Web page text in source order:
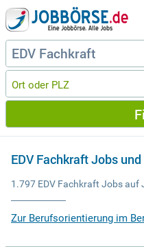
EDV Fachkraft Jobs
1.797 EDV Fachkraft Jobs auf
Zur Berufsorientierung im